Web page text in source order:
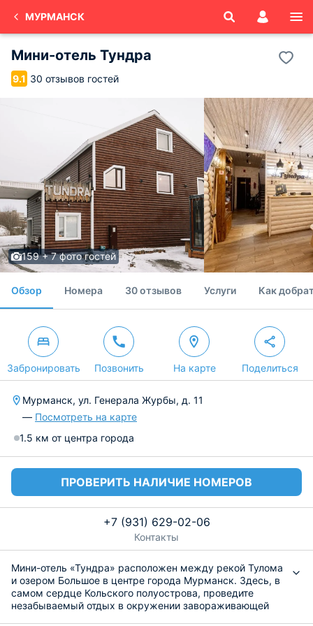
МУРМАНСК
Мини-отель Тундра
9.1 30 отзывов гостей
159 + 7 фото гостей
Обзор Номера 30 отзывов Услуги Как
Забронировать Позвонить На карте Поделиться
Мурманск, ул. Генерала Журбы, д. 11
— Посмотреть на карте
1.5 км от центра города
ПРОВЕРИТЬ НАЛИЧИЕ НОМЕРОВ
+7 (931) 629-02-06
Контакты
Мини-отель «Тундра» расположен между рекой Тулома
и озером Большое в центре города Мурманск. Здесь, в
самом сердце Кольского полуострова, проведите
незабываемый отдых в окружении завораживающей